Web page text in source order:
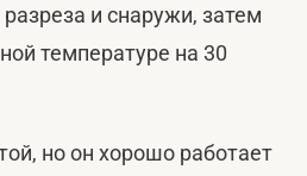
и снаружи, затем
температуре на 30
но он хорошо работает